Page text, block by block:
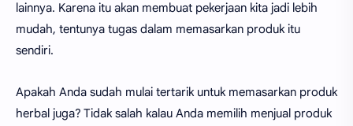
lainnya. Karena itu akan membuat pekerjaan kita jadi lebih
mudah, tentunya tugas dalam memasarkan produk itu
sendiri.
Apakah Anda sudah mulai tertarik untuk memasarkan produk
herbal juga? Tidak salah kalau Anda memilih menjual produk